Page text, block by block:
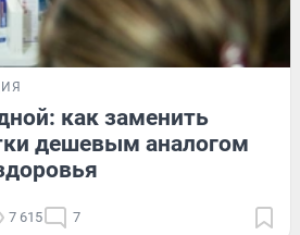
как заменить
дешевым аналогом
7 615 7